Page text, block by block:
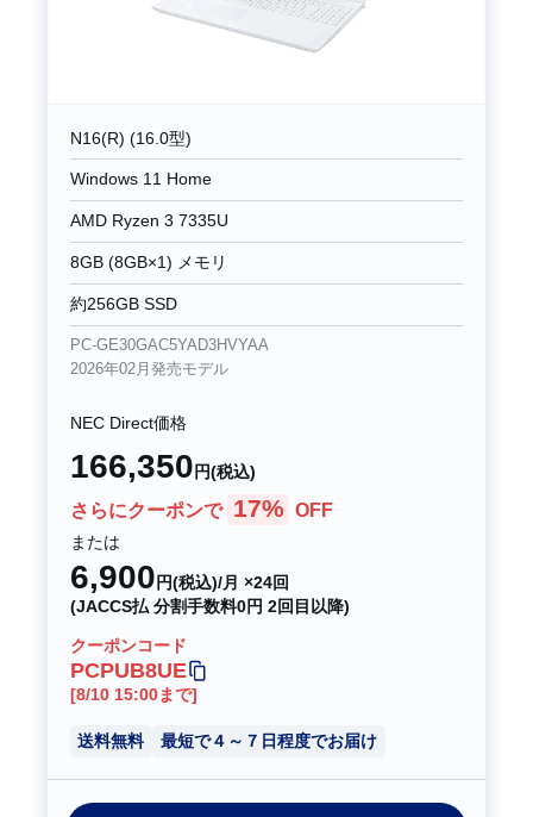
N16(R) (16.0型)
Windows 11 Home
AMD Ryzen 3 7335U
8GB (8GB×1) メモリ
約256GB SSD
PC-GE30GAC5YAD3HVYAA
2026年02月発売モデル
NEC Direct価格
166,350 円(税込)
さらにクーポンで 17% OFF
または
6,900 円(税込)/月 ×24回
(JACCS払 分割手数料0円 2回目以降)
クーポンコード
PCPUB8UE
[8/10 15:00まで]
送料無料 最短で４～７日程度でお届け